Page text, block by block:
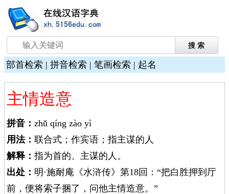
部首检索 | 拼音检索 | 笔画检索 | 起名
主情造意
拼音： zhǔ qíng zào yì
用法： 联合式；作宾语；指主谋的人
解释： 指为首的、主谋的人。
出处： 明·施耐庵《水浒传》第18回：“把白胜押到厅
前，便将索子捆了，问他主情造意。”